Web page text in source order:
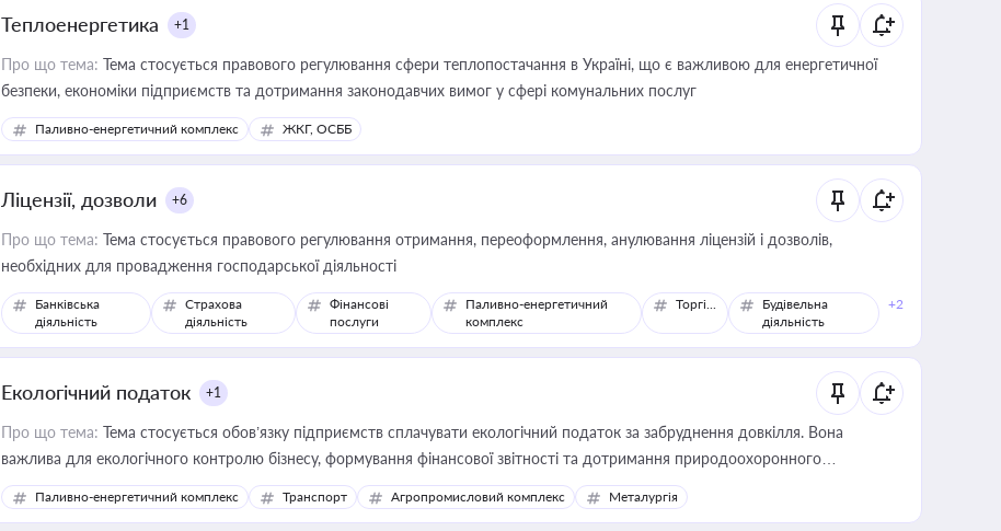
Теплоенергетика +1
Про що тема: Тема стосується правового регулювання сфери теплопостачання в Україні, що є важливою для енергетичної
безпеки, економіки підприємств та дотримання законодавчих вимог у сфері комунальних послуг
Паливно-енергетичний комплекс ЖКГ, ОСББ
Ліцензії, дозволи +6
Про що тема: Тема стосується правового регулювання отримання, переоформлення, анулювання ліцензій і дозволів,
необхідних для провадження господарської діяльності
Банківська
діяльність
Страхова
діяльність
Фінансові
послуги
Паливно-енергетичний
комплекс
Торгівля
Будівельна
діяльність
+2
Екологічний податок +1
Про що тема: Тема стосується обов’язку підприємств сплачувати екологічний податок за забруднення довкілля. Вона
важлива для екологічного контролю бізнесу, формування фінансової звітності та дотримання природоохоронного
законодавства
Паливно-енергетичний комплекс Транспорт Агропромисловий комплекс Металургія